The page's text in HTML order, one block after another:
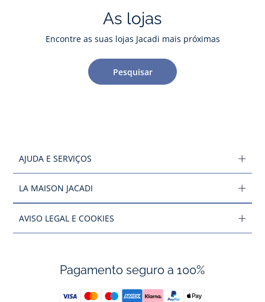
As lojas
Encontre as suas lojas Jacadi mais próximas
Pesquisar
AJUDA E SERVIÇOS
LA MAISON JACADI
AVISO LEGAL E COOKIES
Pagamento seguro a 100%